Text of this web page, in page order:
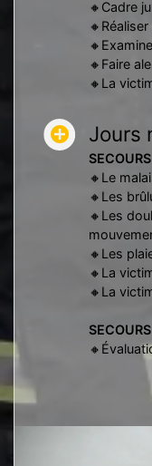
🔸Cadre
🔸Faire
🔸La
Jours
SECOURS
🔸Le
🔸Les
🔸Les
🔸Les
🔸La
🔸La